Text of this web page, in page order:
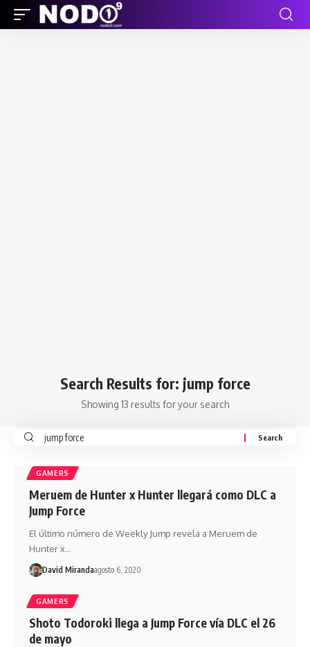
Search Results for: jump force
Showing 13 results for your search
GAMERS
Meruem de Hunter x Hunter llegará como DLC a
Jump Force
El último número de Weekly Jump revela a Meruem de
Hunter x…
David Mirandaagosto 6, 2020
GAMERS
Shoto Todoroki llega a Jump Force vía DLC el 26
de mayo